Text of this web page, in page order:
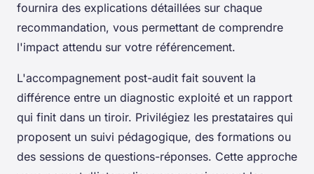
fournira des explications détaillées sur chaque
recommandation, vous permettant de comprendre
l'impact attendu sur votre référencement.
L'accompagnement post-audit fait souvent la
différence entre un diagnostic exploité et un rapport
qui finit dans un tiroir. Privilégiez les prestataires qui
proposent un suivi pédagogique, des formations ou
des sessions de questions-réponses. Cette approche